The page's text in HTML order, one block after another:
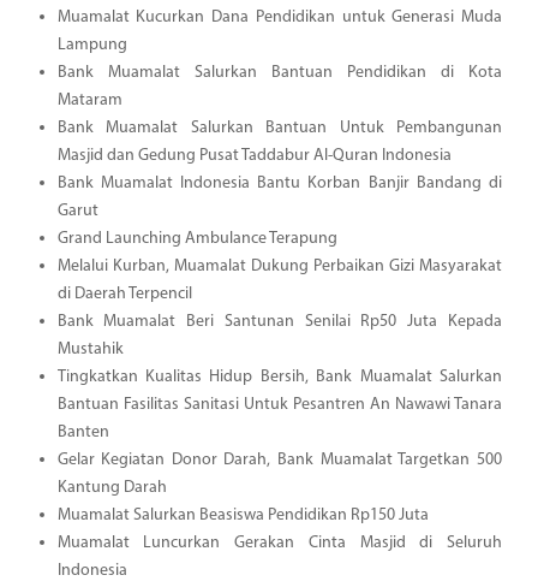
Muamalat Kucurkan Dana Pendidikan untuk Generasi Muda
Lampung
Bank Muamalat Salurkan Bantuan Pendidikan di Kota
Mataram
Bank Muamalat Salurkan Bantuan Untuk Pembangunan
Masjid dan Gedung Pusat Taddabur Al-Quran Indonesia
Bank Muamalat Indonesia Bantu Korban Banjir Bandang di
Garut
Grand Launching Ambulance Terapung
Melalui Kurban, Muamalat Dukung Perbaikan Gizi Masyarakat
di Daerah Terpencil
Bank Muamalat Beri Santunan Senilai Rp50 Juta Kepada
Mustahik
Tingkatkan Kualitas Hidup Bersih, Bank Muamalat Salurkan
Bantuan Fasilitas Sanitasi Untuk Pesantren An Nawawi Tanara
Banten
Gelar Kegiatan Donor Darah, Bank Muamalat Targetkan 500
Kantung Darah
Muamalat Salurkan Beasiswa Pendidikan Rp150 Juta
Muamalat Luncurkan Gerakan Cinta Masjid di Seluruh
Indonesia